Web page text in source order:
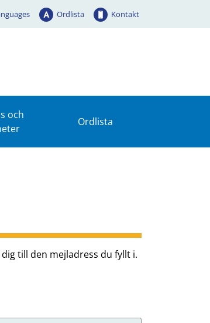
Ordlista Kontakt
och
Ordlista
till den mejladress du fyllt i.